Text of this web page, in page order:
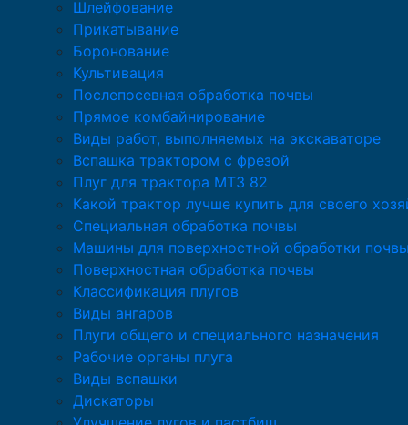
Шлейфование
Прикатывание
Боронование
Культивация
Послепосевная обработка почвы
Прямое комбайнирование
Виды работ, выполняемых на экскаваторе
Вспашка трактором с фрезой
Плуг для трактора МТЗ 82
Какой трактор лучше купить для своего
Специальная обработка почвы
Машины для поверхностной обработки
Поверхностная обработка почвы
Классификация плугов
Виды ангаров
Плуги общего и специального назначения
Рабочие органы плуга
Виды вспашки
Дискаторы